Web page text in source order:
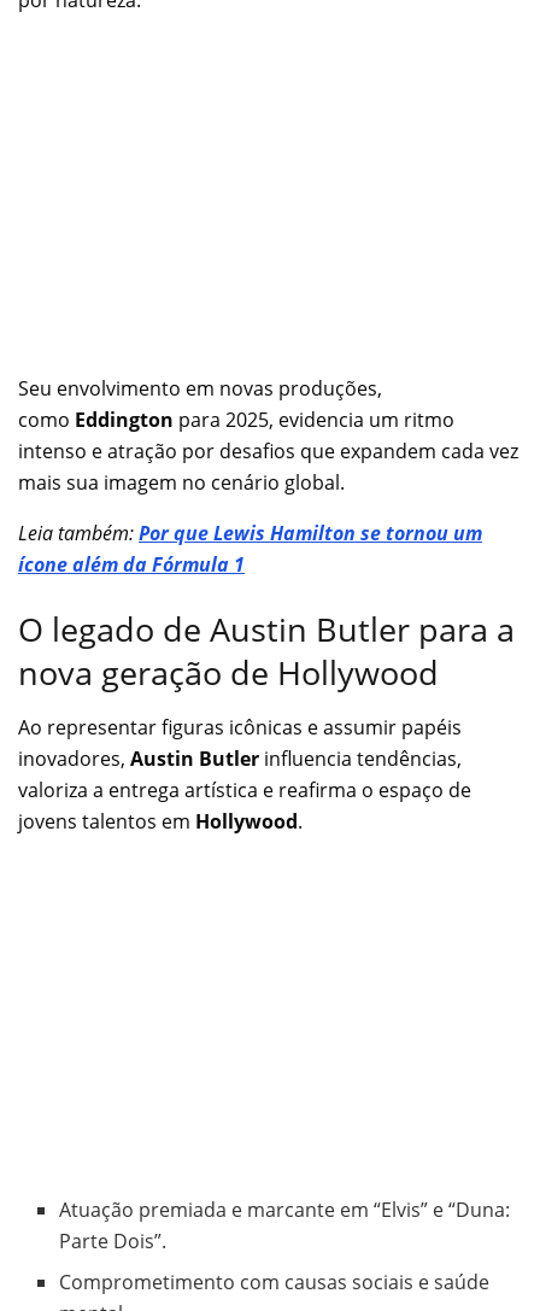
Seu envolvimento em novas produções,
como Eddington para 2025, evidencia um ritmo
intenso e atração por desafios que expandem cada vez
mais sua imagem no cenário global.
Leia também:Por que Lewis Hamilton se tornou um
ícone além da Fórmula 1
O legado de Austin Butler para a
nova geração de Hollywood
Ao representar figuras icônicas e assumir papéis
inovadores, Austin Butler influencia tendências,
valoriza a entrega artística e reafirma o espaço de
jovens talentos em Hollywood.
Atuação premiada e marcante em “Elvis” e “Duna:
Parte Dois”.
Comprometimento com causas sociais e saúde